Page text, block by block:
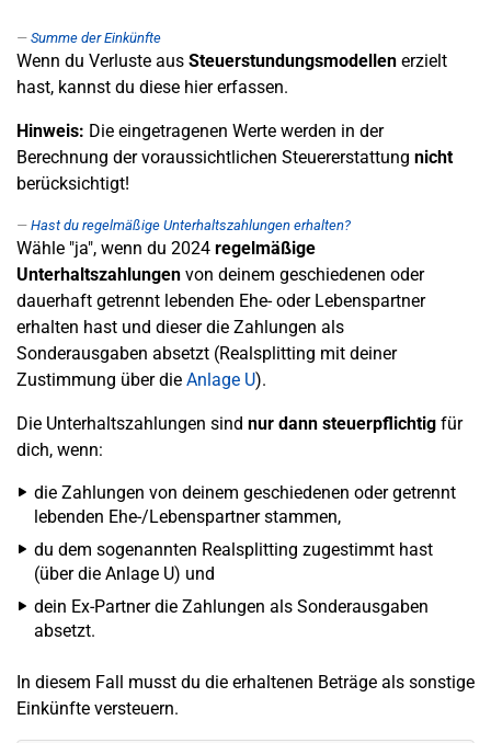
Summe der Einkünfte
Wenn du Verluste aus Steuerstundungsmodellen erzielt
hast, kannst du diese hier erfassen.
Hinweis: Die eingetragenen Werte werden in der
Berechnung der voraussichtlichen Steuererstattung nicht
berücksichtigt!
Hast du regelmäßige Unterhaltszahlungen erhalten?
Wähle "ja", wenn du 2024 regelmäßige
Unterhaltszahlungen von deinem geschiedenen oder
dauerhaft getrennt lebenden Ehe- oder Lebenspartner
erhalten hast und dieser die Zahlungen als
Sonderausgaben absetzt (Realsplitting mit deiner
Zustimmung über die Anlage U).
Die Unterhaltszahlungen sind nur dann steuerpflichtig für
dich, wenn:
die Zahlungen von deinem geschiedenen oder getrennt
lebenden Ehe-/Lebenspartner stammen,
du dem sogenannten Realsplitting zugestimmt hast
(über die Anlage U) und
dein Ex-Partner die Zahlungen als Sonderausgaben
absetzt.
In diesem Fall musst du die erhaltenen Beträge als sonstige
Einkünfte versteuern.